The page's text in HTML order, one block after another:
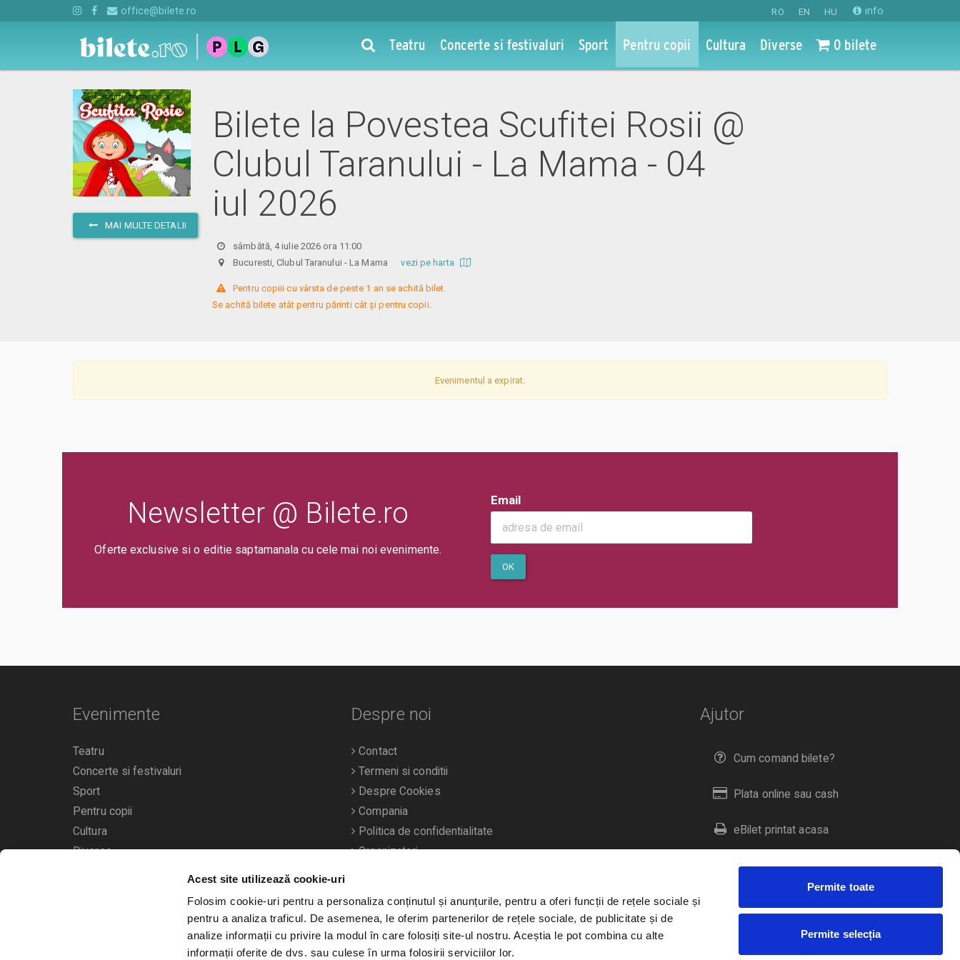
Acest site utilizează cookie-uri
Folosim cookie-uri pentru a personaliza conținutul și anunțurile, pentru a oferi funcții de rețele sociale și
pentru a analiza traficul. De asemenea, le oferim partenerilor de rețele sociale, de publicitate și de
analize informații cu privire la modul în care folosiți site-ul nostru. Aceștia le pot combina cu alte
informații oferite de dvs. sau culese în urma folosirii serviciilor lor.
Permite toate
Permite selecția
RO EN HU info
office@bilete.ro
Teatru Concerte si festivaluri Sport Pentru copii Cultura Diverse 0 bilete
MAI MULTE DETALII
Bilete la Povestea Scufitei Rosii @
Clubul Taranului - La Mama - 04
iul 2026
sâmbătă, 4 iulie 2026 ora 11:00
Bucuresti, Clubul Taranului - La Mamavezi pe harta
Pentru copiii cu vârsta de peste 1 an se achită bilet.
Se achită bilete atât pentru părinti cât și pentru copii.
Evenimentul a expirat.
Newsletter @ Bilete.ro
Oferte exclusive si o editie saptamanala cu cele mai noi evenimente.
Email
OK
Ajutor
Cum comand bilete?
Plata online sau cash
eBilet printat acasa
Livrare prin curier
Duplicare bilete
Evenimente
Teatru
Concerte si festivaluri
Sport
Pentru copii
Cultura
Diverse
Calendarul evenimentelor
Despre noi
Contact
Termeni si conditii
Despre Cookies
Compania
Politica de confidentialitate
Organizatori